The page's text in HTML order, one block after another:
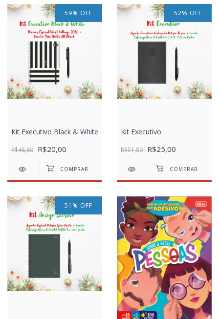
59% OFF
Kit Executivo Black & White
R$48,80 R$20,00
52% OFF
Kit Executivo
R$51,80 R$25,00
51 % OFF